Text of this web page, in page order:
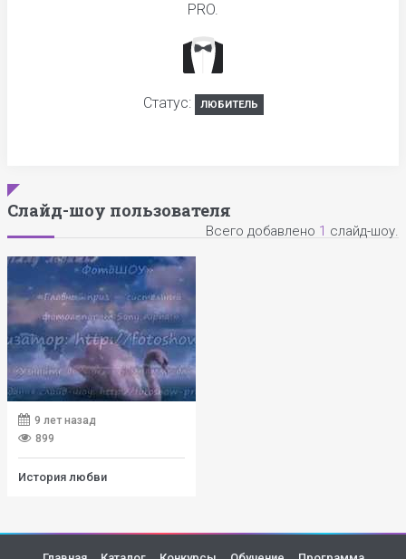
PRO.
Статус: ЛЮБИТЕЛЬ
Слайд-шоу пользователя
Всего добавлено 1 слайд-шоу.
9 лет назад
899
История любви